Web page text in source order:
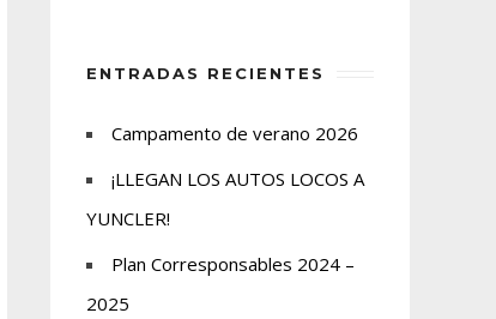
ENTRADAS RECIENTES
Campamento de verano 2026
¡LLEGAN LOS AUTOS LOCOS A
YUNCLER!
Plan Corresponsables 2024 –
2025